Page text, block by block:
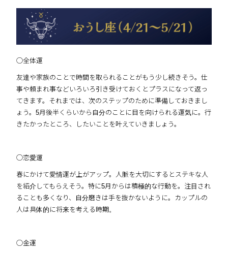
◯全体運
友達や家族のことで時間を取られることがもう少し続きそう。仕
事や頼まれ事などいろいろ引き受けておくとプラスになって返っ
てきます。それまでは、次のステップのために準備しておきまし
ょう。5月後半くらいから自分のことに目を向けられる運気に。行
きたかったところ、したいことを叶えていきましょう。
◯恋愛運
春にかけて愛情運が上がアップ。人脈を大切にするとステキな人
を紹介してもらえそう。特に5月からは積極的な行動を。注目され
ることも多くなり、自分磨きは手を抜かないように。カップルの
人は具体的に将来を考える時期。
◯金運